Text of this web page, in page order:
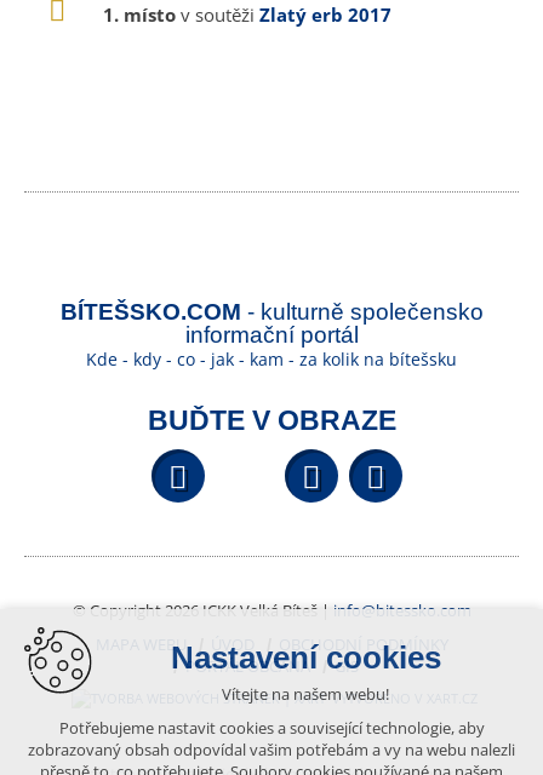
1. místo v soutěži Zlatý erb 2017
BÍTEŠSKO.COM - kulturně společensko
informační portál
Kde - kdy - co - jak - kam - za kolik na bítešsku
BUĎTE V OBRAZE
Facebook YouTube
© Copyright 2026 ICKK Velká Bíteš | info@bitessko.com
MAPA WEBU
ÚVOD
OBCHODNÍ PODMÍNKY
PORTÁL OBČANA
GIS
VYTVOŘENO V XART.CZ
Nastavení cookies
Vítejte na našem webu!
Potřebujeme nastavit cookies a související technologie, aby
zobrazovaný obsah odpovídal vašim potřebám a vy na webu nalezli